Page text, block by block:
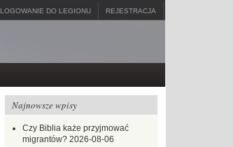
LOGOWANIE DO LEGIONU REJESTRACJA
Najnowsze wpisy
Czy Biblia każe przyjmować
migrantów? 2026-08-06